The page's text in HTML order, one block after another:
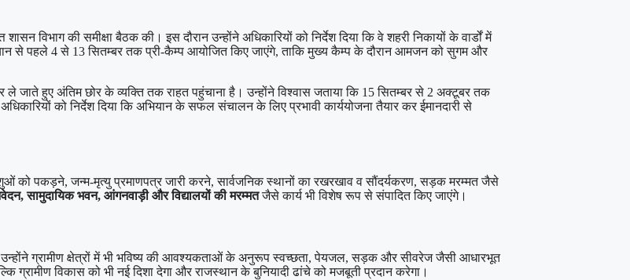
विभाग की समीक्षा बैठक की। इस दौरान उन्होंने अधिकारियों को निर्देश दिया कि वे शहरी निकायों के वार्डों में
से पहले 4 से 13 सितम्बर तक प्री-कैम्प आयोजित किए जाएंगे, ताकि मुख्य कैम्प के दौरान आमजन को सुगम और
जाते हुए अंतिम छोर के व्यक्ति तक राहत पहुंचाना है। उन्होंने विश्वास जताया कि 15 सितम्बर से 2 अक्टूबर तक
को निर्देश दिया कि अभियान के सफल संचालन के लिए प्रभावी कार्ययोजना तैयार कर ईमानदारी से
को पकड़ने, जन्म-मृत्यु प्रमाणपत्र जारी करने, सार्वजनिक स्थानों का रखरखाव व सौंदर्यकरण, सड़क मरम्मत जैसे
सामुदायिक भवन, आंगनवाड़ी और विद्यालयों की मरम्मतजैसे कार्य भी विशेष रूप से संपादित किए जाएंगे।
उन्होंने ग्रामीण क्षेत्रों में भी भविष्य की आवश्यकताओं के अनुरूप स्वच्छता, पेयजल, सड़क और सीवरेज जैसी आधारभूत
ग्रामीण विकास को भी नई दिशा देगा और राजस्थान के बुनियादी ढांचे को मजबूती प्रदान करेगा।